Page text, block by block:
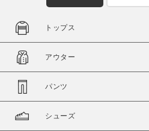
セール価格
在庫
在庫あり
トップス
アウター
パンツ
シューズ